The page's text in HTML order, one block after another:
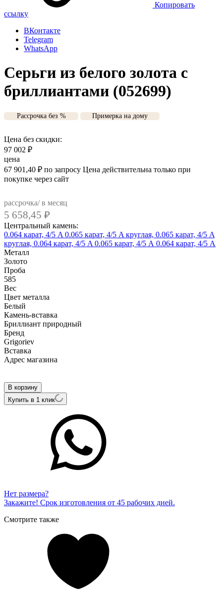
Копировать
ссылку
ВКонтакте
Telegram
WhatsApp
Серьги из белого золота с
бриллиантами (052699)
Рассрочка без % Примерка на дому
Цена без скидки:
97 002 ₽
цена
67 901,40 ₽ по запросу Цена действительна только при
покупке через сайт
рассрочка/ в месяц
5 658,45 ₽
Центральный камень:
0.064 карат, 4/5 A 0.065 карат, 4/5 A круглая, 0.065 карат, 4/5 A
круглая, 0.064 карат, 4/5 A 0.065 карат, 4/5 А 0.064 карат, 4/5 А
Металл
Золото
Проба
585
Вес
Цвет металла
Белый
Камень-вставка
Бриллиант природный
Бренд
Grigoriev
Вcтавка
Адрес магазина
В корзину
Купить в 1 клик
Нет размера?
Закажите! Срок изготовления от 45 рабочих дней.
Смотрите также